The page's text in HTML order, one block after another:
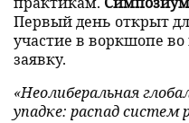
Первый день открыт
участие в воркшопе
заявку.
«Неолиберальная
упадке: распад систем